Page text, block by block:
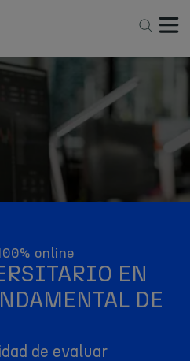
online
EN
DE
de evaluar